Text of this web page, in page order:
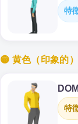
特
🟡 黄色（印象的）
特